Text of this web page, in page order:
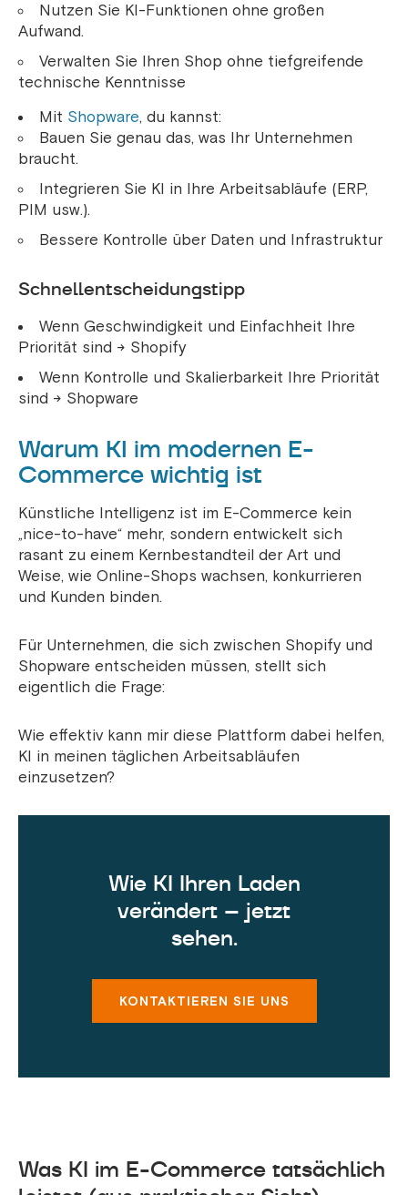
Nutzen Sie KI-Funktionen ohne großen
Aufwand.
Verwalten Sie Ihren Shop ohne tiefgreifende
technische Kenntnisse
Mit Shopware, du kannst:
Bauen Sie genau das, was Ihr Unternehmen
braucht.
Integrieren Sie KI in Ihre Arbeitsabläufe (ERP,
PIM usw.).
Bessere Kontrolle über Daten und Infrastruktur
Schnellentscheidungstipp
Wenn Geschwindigkeit und Einfachheit Ihre
Priorität sind → Shopify
Wenn Kontrolle und Skalierbarkeit Ihre Priorität
sind → Shopware
Warum KI im modernen E-
Commerce wichtig ist
Künstliche Intelligenz ist im E-Commerce kein
„nice-to-have“ mehr, sondern entwickelt sich
rasant zu einem Kernbestandteil der Art und
Weise, wie Online-Shops wachsen, konkurrieren
und Kunden binden.
Für Unternehmen, die sich zwischen Shopify und
Shopware entscheiden müssen, stellt sich
eigentlich die Frage:
Wie effektiv kann mir diese Plattform dabei helfen,
KI in meinen täglichen Arbeitsabläufen
einzusetzen?
Wie KI Ihren Laden
verändert – jetzt
sehen.
KONTAKTIEREN SIE UNS
Was KI im E-Commerce tatsächlich